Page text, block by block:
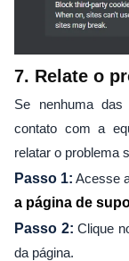
7. Relate o
Se nenhuma das
contato com a
relatar o problema
Passo 1: Acesse
a página de
Passo 2: Clique
da página.